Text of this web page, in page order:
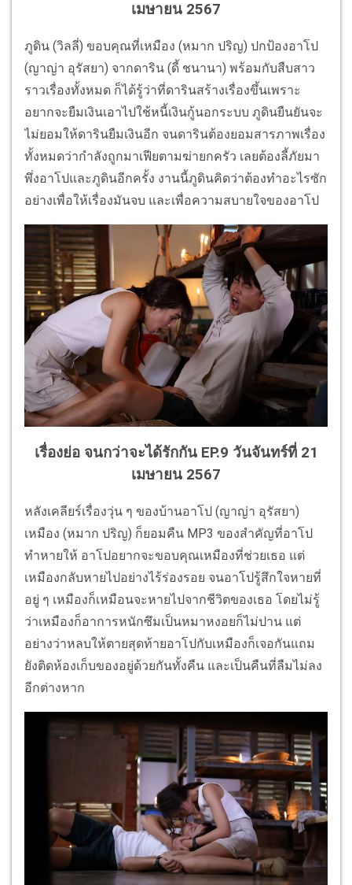
เมษายน 2567
ภูดิน (วิลลี่) ขอบคุณที่เหมือง (หมาก ปริญ) ปกป้องอาโป
(ญาญ่า อุรัสยา) จากดาริน (ดี้ ชนานา) พร้อมกับสืบสาว
ราวเรื่องทั้งหมด ก็ได้รู้ว่าที่ดารินสร้างเรื่องขึ้นเพราะ
อยากจะยืมเงินเอาไปใช้หนี้เงินกู้นอกระบบ ภูดินยืนยันจะ
ไม่ยอมให้ดารินยืมเงินอีก จนดารินต้องยอมสารภาพเรื่อง
ทั้งหมดว่ากำลังถูกมาเฟียตามฆ่ายกครัว เลยต้องลี้ภัยมา
พึ่งอาโปและภูดินอีกครั้ง งานนี้ภูดินคิดว่าต้องทำอะไรซัก
อย่างเพื่อให้เรื่องมันจบ และเพื่อความสบายใจของอาโป
เรื่องย่อ จนกว่าจะได้รักกัน EP.9 วันจันทร์ที่ 21
เมษายน 2567
หลังเคลียร์เรื่องวุ่น ๆ ของบ้านอาโป (ญาญ่า อุรัสยา)
เหมือง (หมาก ปริญ) ก็ยอมคืน MP3 ของสำคัญที่อาโป
ทำหายให้ อาโปอยากจะขอบคุณเหมืองที่ช่วยเธอ แต่
เหมืองกลับหายไปอย่างไร้ร่องรอย จนอาโปรู้สึกใจหายที่
อยู่ ๆ เหมืองก็เหมือนจะหายไปจากชีวิตของเธอ โดยไม่รู้
ว่าเหมืองก็อาการหนักซึมเป็นหมาหงอยก็ไม่ปาน แต่
อย่างว่าหลบให้ตายสุดท้ายอาโปกับเหมืองก็เจอกันแถม
ยังติดห้องเก็บของอยู่ด้วยกันทั้งคืน และเป็นคืนที่ลืมไม่ลง
อีกต่างหาก